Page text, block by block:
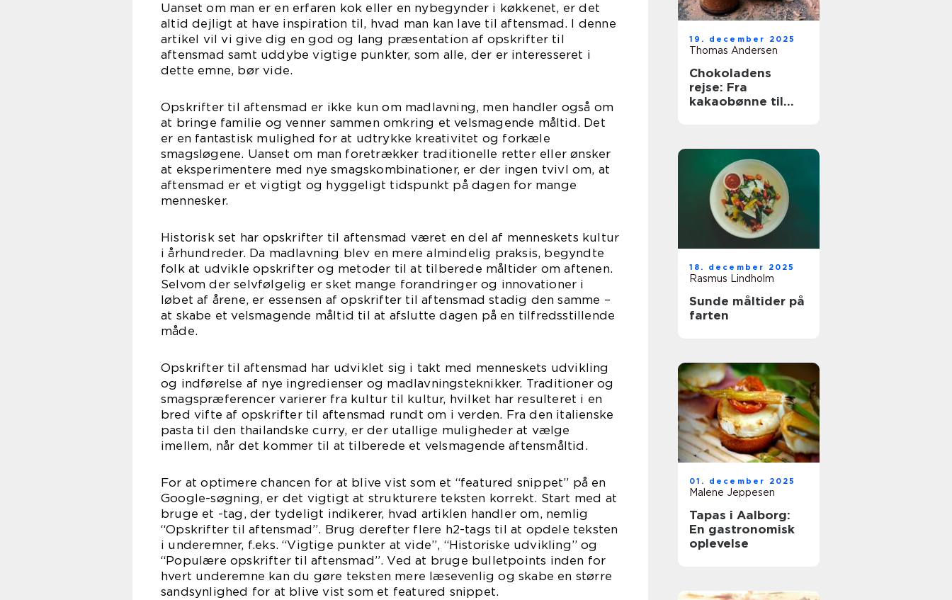
Uanset om man er en erfaren kok eller en nybegynder i køkkenet, er det
altid dejligt at have inspiration til, hvad man kan lave til aftensmad. I denne
artikel vil vi give dig en god og lang præsentation af opskrifter til
aftensmad samt uddybe vigtige punkter, som alle, der er interesseret i
dette emne, bør vide.
Opskrifter til aftensmad er ikke kun om madlavning, men handler også om
at bringe familie og venner sammen omkring et velsmagende måltid. Det
er en fantastisk mulighed for at udtrykke kreativitet og forkæle
smagsløgene. Uanset om man foretrækker traditionelle retter eller ønsker
at eksperimentere med nye smagskombinationer, er der ingen tvivl om, at
aftensmad er et vigtigt og hyggeligt tidspunkt på dagen for mange
mennesker.
Historisk set har opskrifter til aftensmad været en del af menneskets kultur
i århundreder. Da madlavning blev en mere almindelig praksis, begyndte
folk at udvikle opskrifter og metoder til at tilberede måltider om aftenen.
Selvom der selvfølgelig er sket mange forandringer og innovationer i
løbet af årene, er essensen af opskrifter til aftensmad stadig den samme –
at skabe et velsmagende måltid til at afslutte dagen på en tilfredsstillende
måde.
Opskrifter til aftensmad har udviklet sig i takt med menneskets udvikling
og indførelse af nye ingredienser og madlavningsteknikker. Traditioner og
smagspræferencer varierer fra kultur til kultur, hvilket har resulteret i en
bred vifte af opskrifter til aftensmad rundt om i verden. Fra den italienske
pasta til den thailandske curry, er der utallige muligheder at vælge
imellem, når det kommer til at tilberede et velsmagende aftensmåltid.
For at optimere chancen for at blive vist som et “featured snippet” på en
Google-søgning, er det vigtigt at strukturere teksten korrekt. Start med at
bruge et -tag, der tydeligt indikerer, hvad artiklen handler om, nemlig
“Opskrifter til aftensmad”. Brug derefter flere h2-tags til at opdele teksten
i underemner, f.eks. “Vigtige punkter at vide”, “Historiske udvikling” og
“Populære opskrifter til aftensmad”. Ved at bruge bulletpoints inden for
hvert underemne kan du gøre teksten mere læsevenlig og skabe en større
sandsynlighed for at blive vist som et featured snippet.
19. december 2025
Thomas Andersen
Chokoladens
rejse: Fra
kakaobønne til
18. december 2025
Rasmus Lindholm
Sunde måltider på
farten
01. december 2025
Malene Jeppesen
Tapas i Aalborg:
En gastronomisk
oplevelse